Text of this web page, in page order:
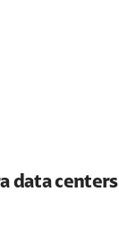
data centers